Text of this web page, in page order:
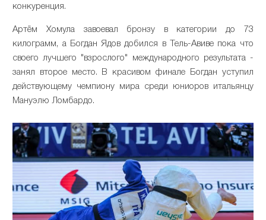
конкуренция.
Артём Хомула завоевал бронзу в категории до 73
килограмм, а Богдан Ядов добился в Тель-Авиве пока что
своего лучшего "взрослого" международного результата -
занял второе место. В красивом финале Богдан уступил
действующему чемпиону мира среди юниоров итальянцу
Мануэлю Ломбардо.